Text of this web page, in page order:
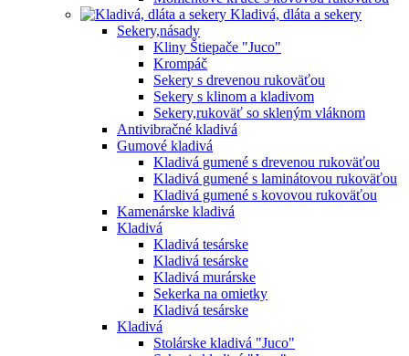
Kladivá, dláta a sekery
Sekery,násady
Kliny Štiepače "Juco"
Krompáč
Sekery s drevenou rukoväťou
Sekery s klinom a kladivom
Sekery,rukoväť so skleným vláknom
Antivibračné kladivá
Gumové kladivá
Kladivá gumené s drevenou rukoväťou
Kladivá gumené s laminátovou rukoväťou
Kladivá gumené s kovovou rukoväťou
Kamenárske kladivá
Kladivá
Kladivá tesárske
Kladivá tesárske
Kladivá murárske
Sekerka na omietky
Kladivá tesárske
Kladivá
Stolárske kladivá "Juco"